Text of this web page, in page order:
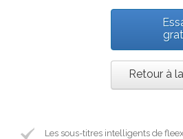
Retour à
Les sous-titres intelligents de